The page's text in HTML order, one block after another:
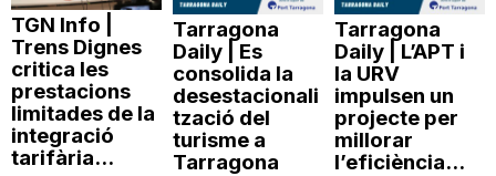
TGN Info |
Trens Dignes
critica les
prestacions
limitades de la
integració
tarifària...
Tarragona
Daily | Es
consolida la
desestacionali
tzació del
turisme a
Tarragona
Tarragona
Daily | L’APT i
la URV
impulsen un
projecte per
millorar
l’eficiència...